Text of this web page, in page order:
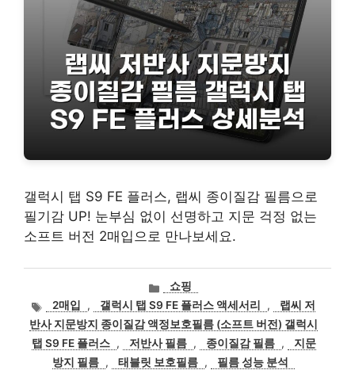
갤럭시 탭 S9 FE 플러스, 랩씨 종이질감 필름으로
필기감 UP! 눈부심 없이 선명하고 지문 걱정 없는
소프트 버전 2매입으로 만나보세요.
카
테
고
리
쇼핑
태
그
2매입 , 갤럭시 탭 S9 FE 플러스 액세서리 ,
랩씨 저
반사 지문방지 종이질감 액정보호필름 (소프트 버전) 갤럭시
탭 S9 FE 플러스 , 저반사 필름 , 종이질감 필름 ,
지문
방지 필름 , 태블릿 보호필름 , 필름 성능 분석